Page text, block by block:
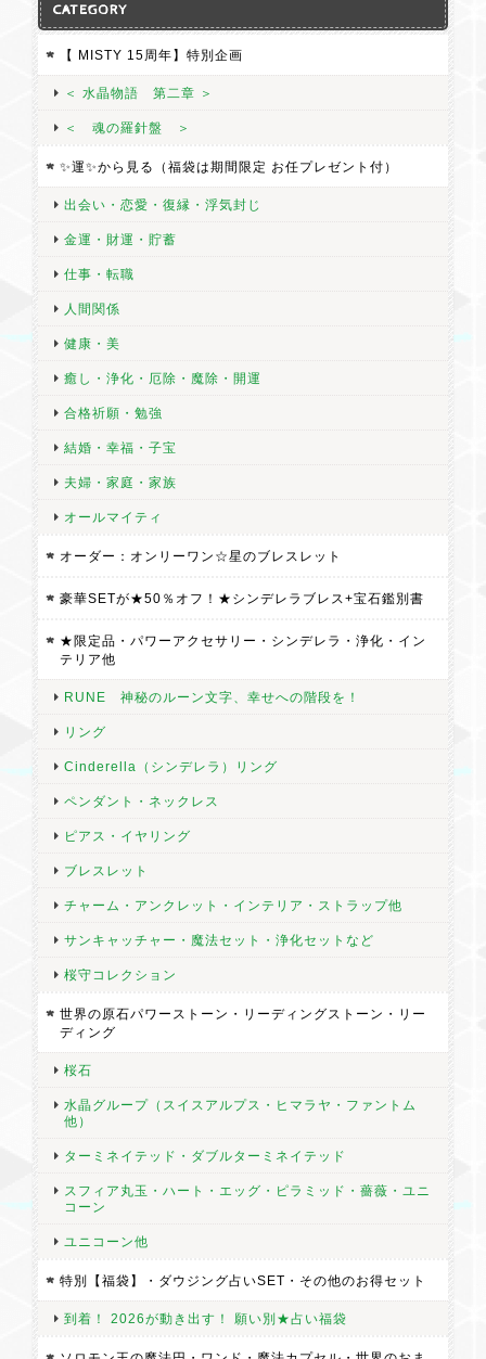
CATEGORY
【 MISTY 15周年】特別企画
＜ 水晶物語 第二章 ＞
＜ 魂の羅針盤 ＞
✨運✨から見る（福袋は期間限定 お任プレゼント付）
出会い・恋愛・復縁・浮気封じ
金運・財運・貯蓄
仕事・転職
人間関係
健康・美
癒し・浄化・厄除・魔除・開運
合格祈願・勉強
結婚・幸福・子宝
夫婦・家庭・家族
オールマイティ
オーダー：オンリーワン☆星のブレスレット
豪華SETが★50％オフ！★シンデレラブレス+宝石鑑別書
★限定品・パワーアクセサリー・シンデレラ・浄化・イン
テリア他
RUNE 神秘のルーン文字、幸せへの階段を！
リング
Cinderella（シンデレラ）リング
ペンダント・ネックレス
ピアス・イヤリング
ブレスレット
チャーム・アンクレット・インテリア・ストラップ他
サンキャッチャー・魔法セット・浄化セットなど
桜守コレクション
世界の原石パワーストーン・リーディングストーン・リー
ディング
桜石
水晶グループ（スイスアルプス・ヒマラヤ・ファントム
他）
ターミネイテッド・ダブルターミネイテッド
スフィア丸玉・ハート・エッグ・ピラミッド・薔薇・ユニ
コーン
ユニコーン他
特別【福袋】・ダウジング占いSET・その他のお得セット
到着！ 2026が動き出す！ 願い別★占い福袋